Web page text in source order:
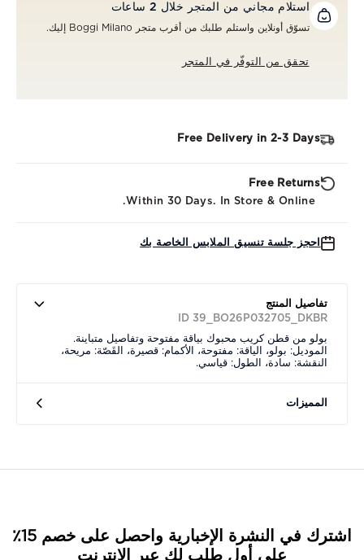
استلام مجاني من المتجر خلال 2 ساعات
تسوّق أونلاين واستلم طلبك من أقرب متجر Boggi Milano إليك.
تحقق من التوفّر في المتجر
Free Delivery in 2-3 Days
Free Returns
Within 30 Days. In Store & Online.
احجز جلسة تنسيق الملابس الخاصة بك
تفاصيل المنتج
ID 39_BO26P032705_DKBR
بولو من قطن كريب محبوك بياقة مفتوحة وتفاصيل متباينة.
الموديل: بولو، الياقة: مفتوحة، الأكمام: قصيرة، القَصّة: مريحة،
النقشة: سادة، الطول: قياسي.
المميزات
اشترك في النشرة الإخبارية واحصل على خصم 15٪
على أول طلب لك عبر الإنترنت